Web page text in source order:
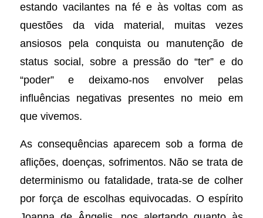
estando vacilantes na fé e às voltas com as
questões da vida material, muitas vezes
ansiosos pela conquista ou manutenção de
status social, sobre a pressão do “ter” e do
“poder” e deixamo-nos envolver pelas
influências negativas presentes no meio em
que vivemos.
As consequências aparecem sob a forma de
aflições, doenças, sofrimentos. Não se trata de
determinismo ou fatalidade, trata-se de colher
por força de escolhas equivocadas. O espírito